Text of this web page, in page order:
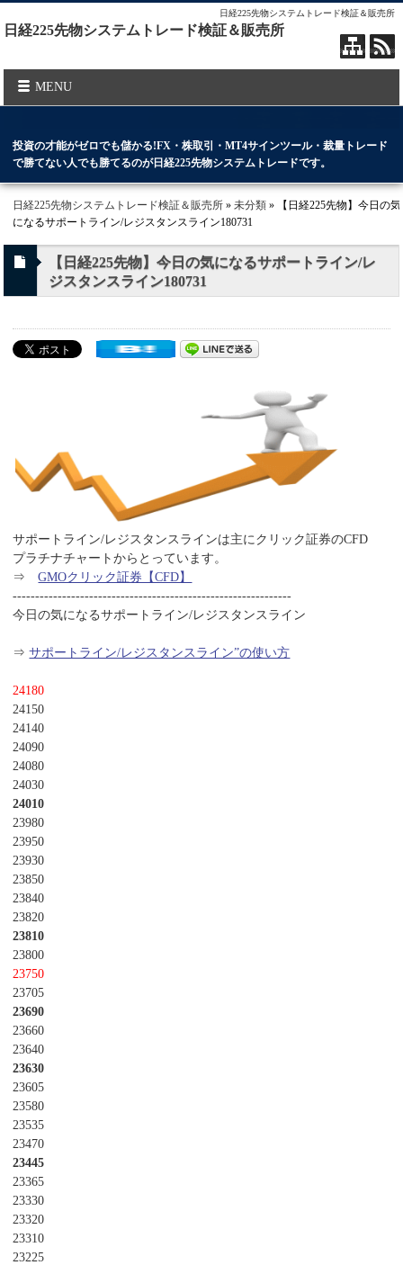
日経225先物システムトレード検証＆販売所
日経225先物システムトレード検証＆販売所
MENU
投資の才能がゼロでも儲かる!FX・株取引・MT4サインツール・裁量トレード
で勝てない人でも勝てるのが日経225先物システムトレードです。
日経225先物システムトレード検証＆販売所 »未分類 » 【日経225先物】今日の気
になるサポートライン/レジスタンスライン180731
【日経225先物】今日の気になるサポートライン/レ
ジスタンスライン180731
サポートライン/レジスタンスラインは主にクリック証券のCFD
プラチナチャートからとっています。
⇒GMOクリック証券【CFD】
--------------------------------------------------------------
今日の気になるサポートライン/レジスタンスライン
⇒サポートライン/レジスタンスライン”の使い方
24180
24150
24140
24090
24080
24030
24010
23980
23950
23930
23850
23840
23820
23810
23800
23750
23705
23690
23660
23640
23630
23605
23580
23535
23470
23445
23365
23330
23320
23310
23225